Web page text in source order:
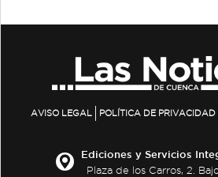
AVISO LEGAL POLÍTICA DE PRIVACIDAD
Ediciones y Servicios
Plaza de los Carros, 2.